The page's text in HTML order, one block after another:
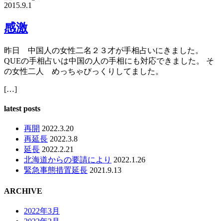
2015.9.1
感激
昨日 中国人の女性二名２３才が手相占いにきました。
QUEの手相占いは中国の人の手相にも対応できました。 そ
の女性二人 めっちゃびっくりしてました。
[…]
latest posts
再開 2022.3.20
再延長 2022.3.8
延長 2022.2.21
北海道からの要請により 2022.1.26
緊急事態措置延長 2021.9.13
ARCHIVE
2022年3月